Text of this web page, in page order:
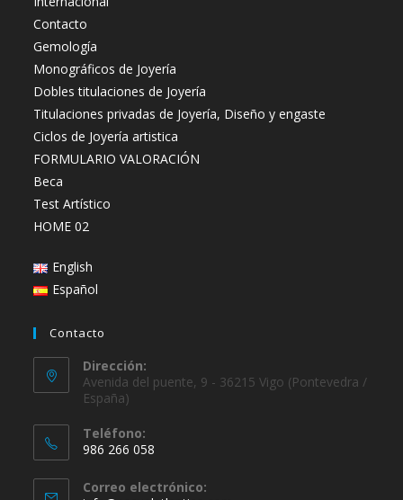
Contacto
Gemología
Monográficos de Joyería
Dobles titulaciones de Joyería
Titulaciones privadas de Joyería, Diseño y engaste
Ciclos de Joyería artistica
FORMULARIO VALORACIÓN
Beca
Test Artístico
HOME 02
English
Español
Contacto
Dirección:
Avenida del puente, 9 - 36215 Vigo (Pontevedra /
España)
Teléfono:
986 266 058
abre
Correo electrónico: